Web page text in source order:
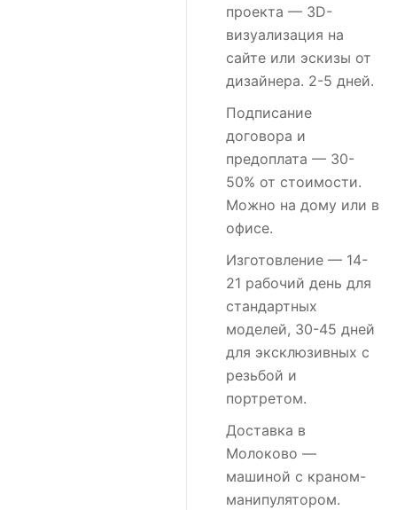
проекта — 3D-
визуализация на
сайте или эскизы от
дизайнера. 2-5 дней.
Подписание
договора и
предоплата — 30-
50% от стоимости.
Можно на дому или в
офисе.
Изготовление — 14-
21 рабочий день для
стандартных
моделей, 30-45 дней
для эксклюзивных с
резьбой и
портретом.
Доставка в
Молоково —
машиной с краном-
манипулятором.